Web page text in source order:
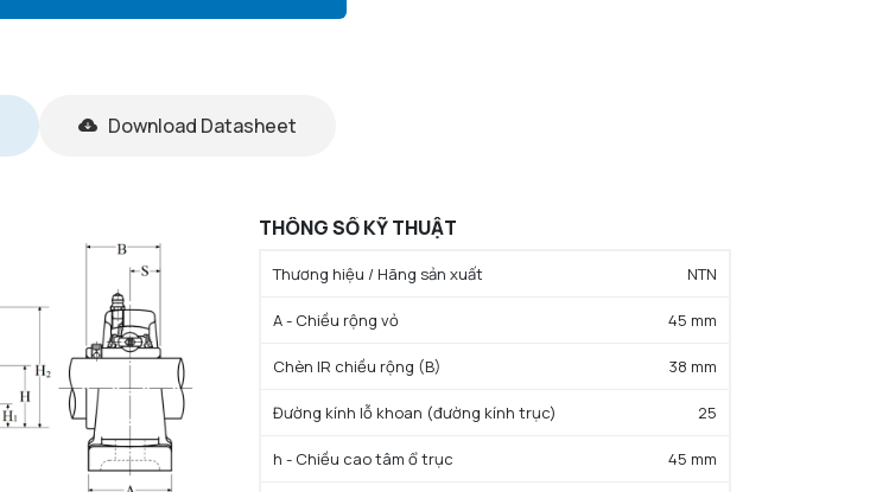
Download Datasheet
THÔNG SỐ KỸ THUẬT
Thương hiệu / Hãng sản xuất NTN
A - Chiều rộng vỏ 45 mm
Chèn IR chiều rộng (B) 38 mm
Đường kính lỗ khoan (đường kính trục) 25
h - Chiều cao tâm ổ trục 45 mm